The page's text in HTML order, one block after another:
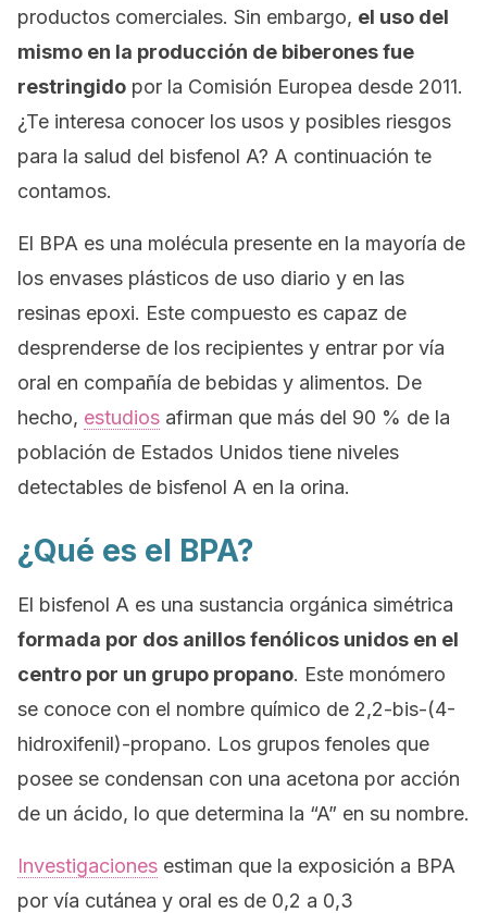
productos comerciales. Sin embargo, el uso del
mismo en la producción de biberones fue
restringido por la Comisión Europea desde 2011.
¿Te interesa conocer los usos y posibles riesgos
para la salud del bisfenol A? A continuación te
contamos.
El BPA es una molécula presente en la mayoría de
los envases plásticos de uso diario y en las
resinas epoxi. Este compuesto es capaz de
desprenderse de los recipientes y entrar por vía
oral en compañía de bebidas y alimentos. De
hecho, estudios afirman que más del 90 % de la
población de Estados Unidos tiene niveles
detectables de bisfenol A en la orina.
¿Qué es el BPA?
El bisfenol A es una sustancia orgánica simétrica
formada por dos anillos fenólicos unidos en el
centro por un grupo propano. Este monómero
se conoce con el nombre químico de 2,2-bis-(4-
hidroxifenil)-propano. Los grupos fenoles que
posee se condensan con una acetona por acción
de un ácido, lo que determina la “A” en su nombre.
Investigaciones estiman que la exposición a BPA
por vía cutánea y oral es de 0,2 a 0,3